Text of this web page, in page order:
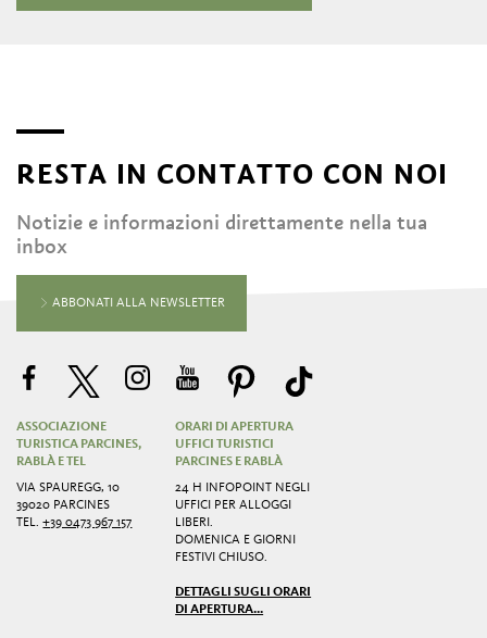
RESTA IN CONTATTO CON NOI
Notizie e informazioni direttamente nella tua
inbox
ABBONATI ALLA NEWSLETTER
ASSOCIAZIONE
TURISTICA PARCINES,
RABLÀ E TEL
VIA SPAUREGG, 10
39020 PARCINES
TEL.+39 0473 967 157
ORARI DI APERTURA
UFFICI TURISTICI
PARCINES E RABLÀ
24 H INFOPOINT NEGLI
UFFICI PER ALLOGGI
LIBERI.
DOMENICA E GIORNI
FESTIVI CHIUSO.
DETTAGLI SUGLI ORARI
DI APERTURA...